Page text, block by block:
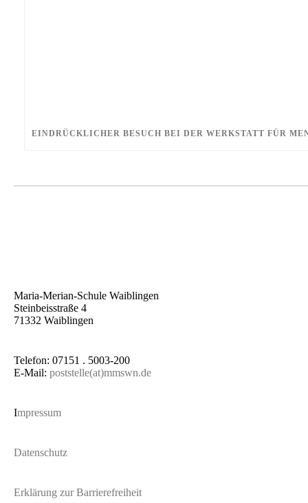
EINDRÜCKLICHER BESUCH BEI DER WERKSTATT FÜR
Maria-Merian-Schule Waiblingen
Steinbeisstraße 4
71332 Waiblingen
Telefon: 07151 . 5003-200
E-Mail: poststelle(at)mmswn.de
Impressum
Datenschutz
Erklärung zur Barrierefreiheit